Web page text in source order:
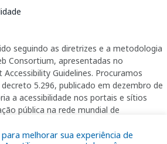
melhorar sua experiência de
seguindo as diretrizes e a metodologia
Consortium, apresentadas no
Guidelines. Procuramos
5.296, publicado em dezembro de
a acessibilidade nos portais e sítios
pública na rede mundial de
aos conteúdos disponíveis.